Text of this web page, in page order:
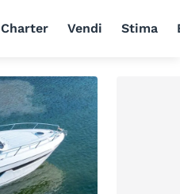
Charter Vendi Stima